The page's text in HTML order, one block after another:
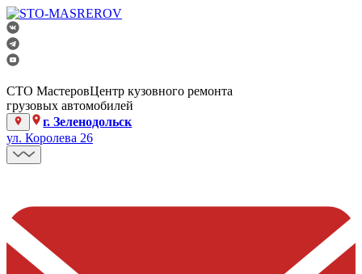
СТО МастеровЦентр кузовного ремонта
грузовых автомобилей
г. Зеленодольск
ул. Королева 26